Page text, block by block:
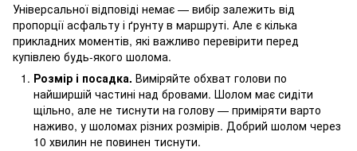
Універсальної відповіді немає — вибір залежить від
пропорції асфальту і ґрунту в маршруті. Але є кілька
прикладних моментів, які важливо перевірити перед
купівлею будь-якого шолома.
Розмір і посадка. Виміряйте обхват голови по
найширшій частині над бровами. Шолом має сидіти
щільно, але не тиснути на голову — приміряти варто
наживо, у шоломах різних розмірів. Добрий шолом через
10 хвилин не повинен тиснути.